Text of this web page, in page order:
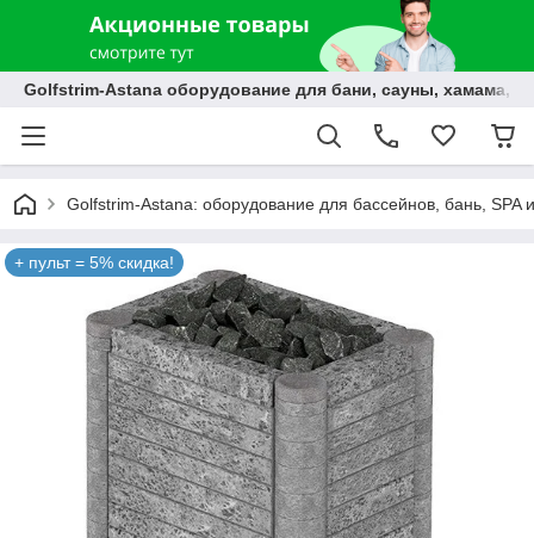
Golfstrim-Astana оборудование для бани, сауны, хамама,
Golfstrim-Astana: оборудование для бассейнов, бань, SPA
+ пульт = 5% скидка!